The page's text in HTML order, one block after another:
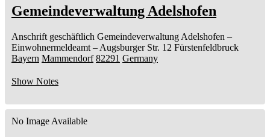
Gemeindeverwaltung Adelshofen
Anschrift geschäftlich Gemeindeverwaltung Adelshofen –
Einwohnermeldeamt – Augsburger Str. 12 Fürstenfeldbruck
Bayern Mammendorf 82291 Germany
Show Notes
No Image Available